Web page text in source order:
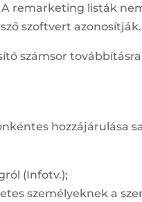
remarketing listák
szoftvert azonosítják.
számsor
hozzájárulása
(Infotv.);
személyeknek a